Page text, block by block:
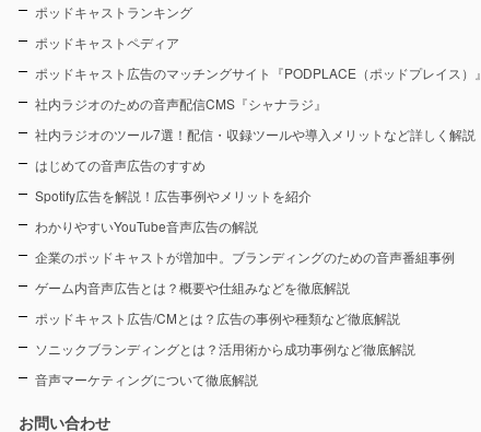
ポッドキャストランキング
ポッドキャストペディア
ポッドキャスト広告のマッチングサイト『PODPLACE（ポッドプレイス）』
社内ラジオのための音声配信CMS『シャナラジ』
社内ラジオのツール7選！配信・収録ツールや導入メリットなど詳しく解説
はじめての音声広告のすすめ
Spotify広告を解説！広告事例やメリットを紹介
わかりやすいYouTube音声広告の解説
企業のポッドキャストが増加中。ブランディングのための音声番組事例
ゲーム内音声広告とは？概要や仕組みなどを徹底解説
ポッドキャスト広告/CMとは？広告の事例や種類など徹底解説
ソニックブランディングとは？活用術から成功事例など徹底解説
音声マーケティングについて徹底解説
お問い合わせ